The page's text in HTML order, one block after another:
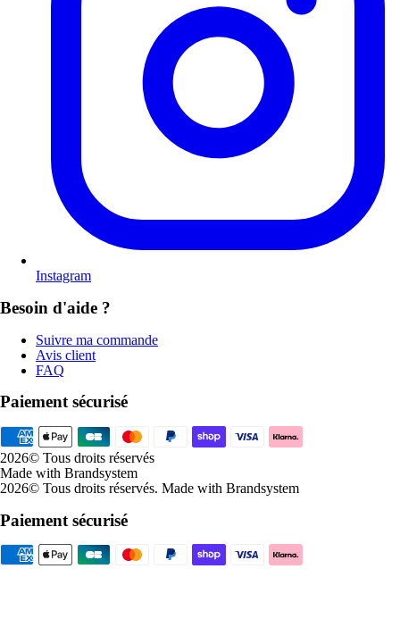
Instagram
Besoin d'aide ?
Suivre ma commande
Avis client
FAQ
Paiement sécurisé
2026© Tous droits réservés
Made with Brandsystem
2026© Tous droits réservés. Made with Brandsystem
Paiement sécurisé